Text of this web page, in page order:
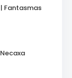
Fantasmas